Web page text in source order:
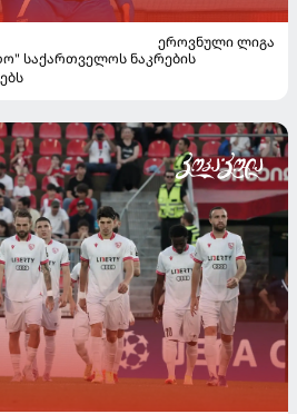
ᲔᲠᲝᲕᲜᲣᲚᲘ ᲚᲘᲒᲐ
საქართველოს ნაკრების